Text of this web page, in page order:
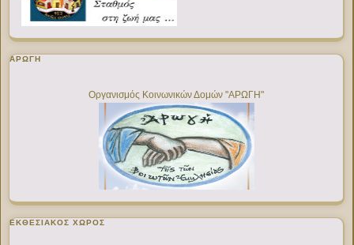
ΑΡΩΓΗ
Οργανισμός Κοινωνικών Δομών "ΑΡΩΓΗ"
ΕΚΘΕΣΙΑΚΌΣ ΧΏΡΟΣ